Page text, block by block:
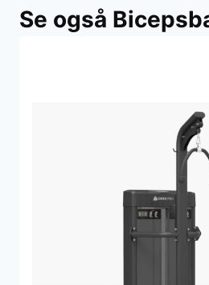
Se også